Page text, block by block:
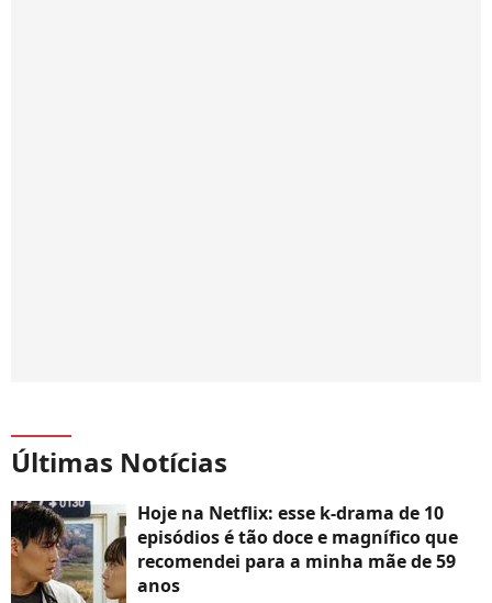
Últimas Notícias
Hoje na Netflix: esse k-drama de 10
episódios é tão doce e magnífico que
recomendei para a minha mãe de 59
anos